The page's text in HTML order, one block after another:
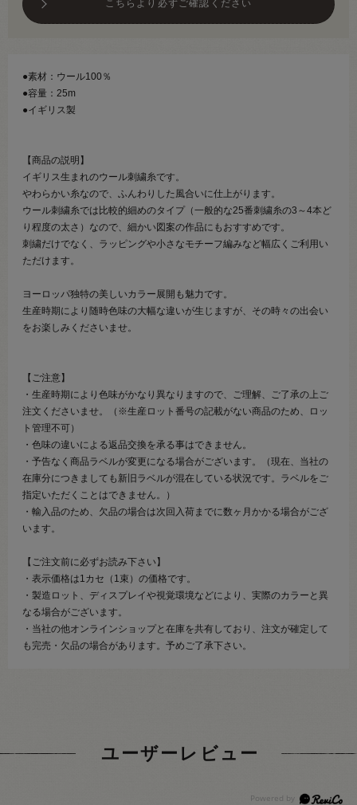
こちらより必ずご確認ください
●素材：ウール100％
●容量：25m
●イギリス製
【商品の説明】
イギリス生まれのウール刺繍糸です。
やわらかい糸なので、ふんわりした風合いに仕上がります。
ウール刺繍糸では比較的細めのタイプ（一般的な25番刺繍糸の3～4本ど
り程度の太さ）なので、細かい図案の作品にもおすすめです。
刺繍だけでなく、ラッピングや小さなモチーフ編みなど幅広くご利用い
ただけます。
ヨーロッパ独特の美しいカラー展開も魅力です。
生産時期により随時色味の大幅な違いが生じますが、その時々の出会い
をお楽しみくださいませ。
【ご注意】
・生産時期により色味がかなり異なりますので、ご理解、ご了承の上ご
注文くださいませ。（※生産ロット番号の記載がない商品のため、ロッ
ト管理不可）
・色味の違いによる返品交換を承る事はできません。
・予告なく商品ラベルが変更になる場合がございます。（現在、当社の
在庫分につきましても新旧ラベルが混在している状況です。ラベルをご
指定いただくことはできません。）
・輸入品のため、欠品の場合は次回入荷までに数ヶ月かかる場合がござ
います。
【ご注文前に必ずお読み下さい】
・表示価格は1カセ（1束）の価格です。
・製造ロット、ディスプレイや視覚環境などにより、実際のカラーと異
なる場合がございます。
・当社の他オンラインショップと在庫を共有しており、注文が確定して
も完売・欠品の場合があります。予めご了承下さい。
ユーザーレビュー